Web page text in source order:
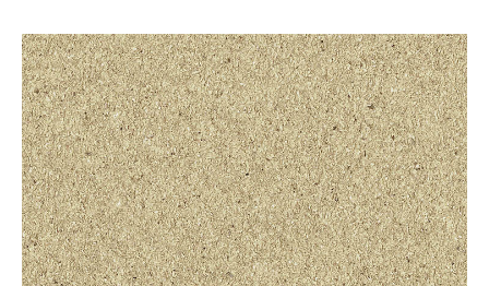
商品を探す
商品を探す トップ
壁紙
カーテン
床材
ブランド・コレクション
Lilycolor Coordinate 着せ替えシミュレーション
カタログ一覧
カタログ一覧 トップ
壁紙
カーテン
床材
施工事例
施工事例 トップ
医療・福祉施設
リリカラノート